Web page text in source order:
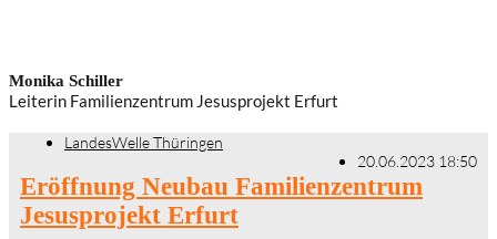
Monika Schiller
Leiterin Familienzentrum Jesusprojekt Erfurt
LandesWelle Thüringen
20.06.2023 18:50
Eröffnung Neubau Familienzentrum
Jesusprojekt Erfurt